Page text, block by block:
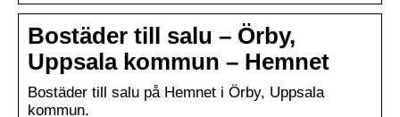
Bostäder till salu – Örby,
Uppsala kommun – Hemnet
Bostäder till salu på Hemnet i Örby, Uppsala
kommun.